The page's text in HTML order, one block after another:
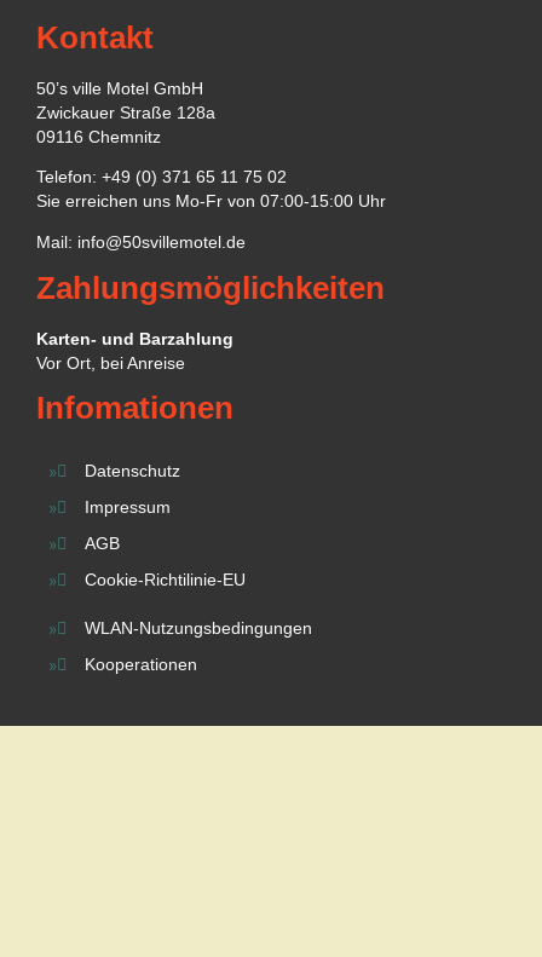
Kontakt
50’s ville Motel GmbH
Zwickauer Straße 128a
09116 Chemnitz
Telefon: +49 (0) 371 65 11 75 02
Sie erreichen uns Mo-Fr von 07:00-15:00 Uhr
Mail: info@50svillemotel.de
Zahlungsmöglichkeiten
Karten- und Barzahlung
Vor Ort, bei Anreise
Infomationen
Datenschutz
Impressum
AGB
Cookie-Richtilinie-EU
WLAN-Nutzungsbedingungen
Kooperationen